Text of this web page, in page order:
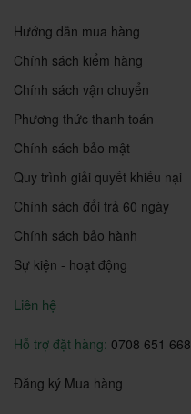
Hướng dẫn mua hàng
Chính sách kiểm hàng
Chính sách vận chuyển
Phương thức thanh toán
Chính sách bảo mật
Quy trình giải quyết khiếu nại
Chính sách đổi trả 60 ngày
Chính sách bảo hành
Sự kiện - hoạt động
Liên hệ
Hỗ trợ đặt hàng: 0708 651 668
Đăng ký Mua hàng